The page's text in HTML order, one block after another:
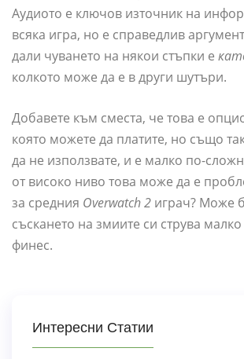
Аудиото е ключов източник на
всяка игра, но е справедлив
дали чуването на някои стъпки е
колкото може да е в други шутъри.
Добавете към сместа, че това е
която можете да платите, но също
да не използвате, и е малко по-
от високо ниво това може да е
за средния Overwatch 2 играч? Може
съскането на змиите си струва
финес.
Интересни Статии